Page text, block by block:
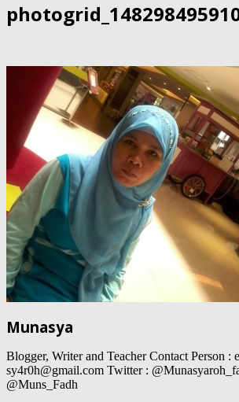
Munasya
Blogger, Writer and Teacher Contact Person :
sy4r0h@gmail.com Twitter :
@Muns_Fadh